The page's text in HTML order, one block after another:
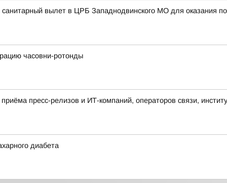
вылет в ЦРБ Западнодвинского МО для оказания
часовни-ротонды
пресс-релизов и ИТ-компаний, операторов связи,
диабета